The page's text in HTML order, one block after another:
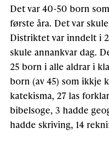
Det var 40-50 born
første åra. Det var
Distriktet var inndelt i
skule annankvar dag.
25 born i alle aldrar i
born (av 45) som ikkje
katekisma, 27 las
bibelsoge, 3 hadde
hadde skriving, 14